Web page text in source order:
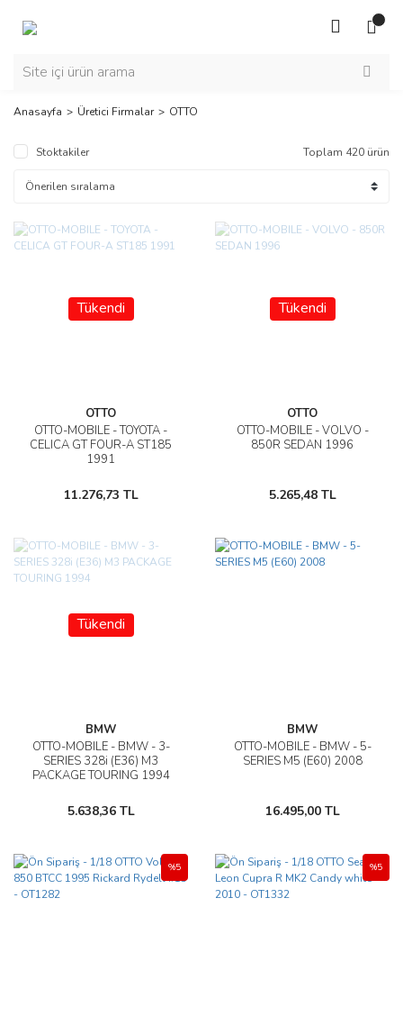
Anasayfa Üretici Firmalar OTTO
Stoktakiler Toplam 420 ürün
Tükendi
OTTO
OTTO-MOBILE - TOYOTA -
CELICA GT FOUR-A ST185
1991
11.276,73 TL
Tükendi
OTTO
OTTO-MOBILE - VOLVO -
850R SEDAN 1996
5.265,48 TL
Tükendi
BMW
OTTO-MOBILE - BMW - 3-
SERIES 328i (E36) M3
PACKAGE TOURING 1994
5.638,36 TL
BMW
OTTO-MOBILE - BMW - 5-
SERIES M5 (E60) 2008
16.495,00 TL
%5 %5